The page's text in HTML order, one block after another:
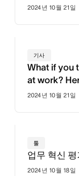
2024년 10월 21일
기사
What if you
at work?
2024년 10월 21일
툴
업무 혁신 평
2024년 10월 18일